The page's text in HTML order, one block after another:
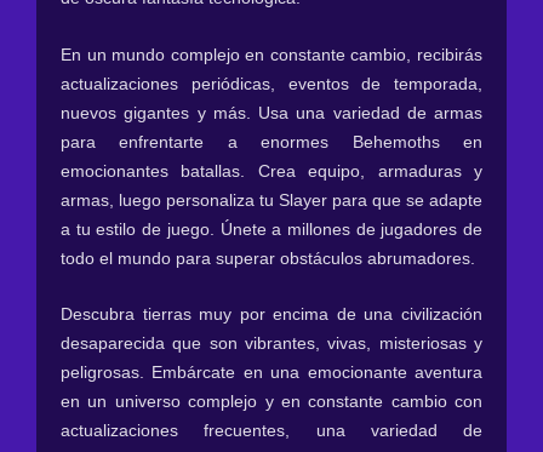
En un mundo complejo en constante cambio, recibirás
actualizaciones periódicas, eventos de temporada,
nuevos gigantes y más. Usa una variedad de armas
para enfrentarte a enormes Behemoths en
emocionantes batallas. Crea equipo, armaduras y
armas, luego personaliza tu Slayer para que se adapte
a tu estilo de juego. Únete a millones de jugadores de
todo el mundo para superar obstáculos abrumadores.
Descubra tierras muy por encima de una civilización
desaparecida que son vibrantes, vivas, misteriosas y
peligrosas. Embárcate en una emocionante aventura
en un universo complejo y en constante cambio con
actualizaciones frecuentes, una variedad de